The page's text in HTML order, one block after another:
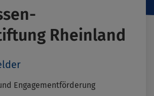
Rheinland
Engagementförderung